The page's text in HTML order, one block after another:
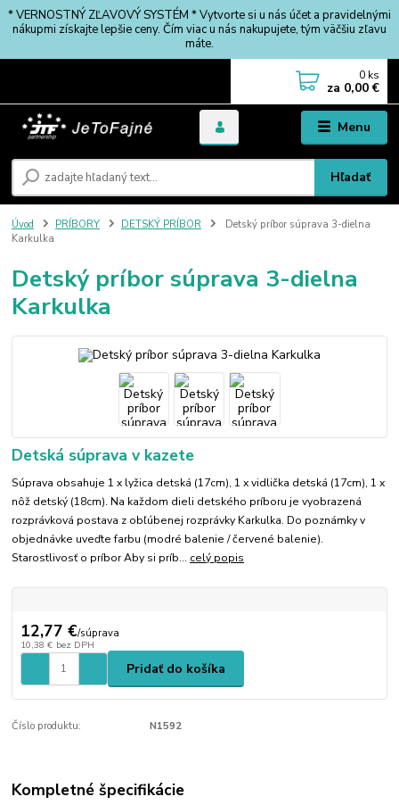
* VERNOSTNÝ ZĽAVOVÝ SYSTÉM * Vytvorte si u nás účet a pravidelnými
nákupmi získajte lepšie ceny. Čím viac u nás nakupujete, tým väčšiu zľavu
máte.
Menu
Hľadať
0 ks
za 0,00 €
Úvod PRÍBORY DETSKÝ PRÍBOR
Detský príbor súprava 3-dielna
Karkulka
Detský príbor súprava 3-dielna
Karkulka
Detská súprava v kazete
Súprava obsahuje 1 x lyžica detská (17cm), 1 x vidlička detská (17cm), 1 x
nôž detský (18cm). Na každom dieli detského príboru je vyobrazená
rozprávková postava z obľúbenej rozprávky Karkulka. Do poznámky v
objednávke uveďte farbu (modré balenie / červené balenie).
Starostlivosť o príbor Aby si príb... celý popis
12,77 €/súprava
10,38 € bez DPH
Pridať do košíka
Číslo produktu: N1592
Kompletné špecifikácie